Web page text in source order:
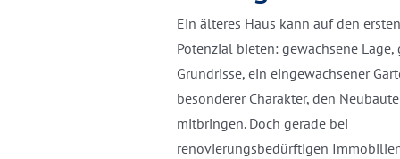
Ein älteres Haus kann auf den
Potenzial bieten: gewachsene
Grundrisse, ein eingewachsener
besonderer Charakter, den
mitbringen. Doch gerade bei
renovierungsbedürftigen